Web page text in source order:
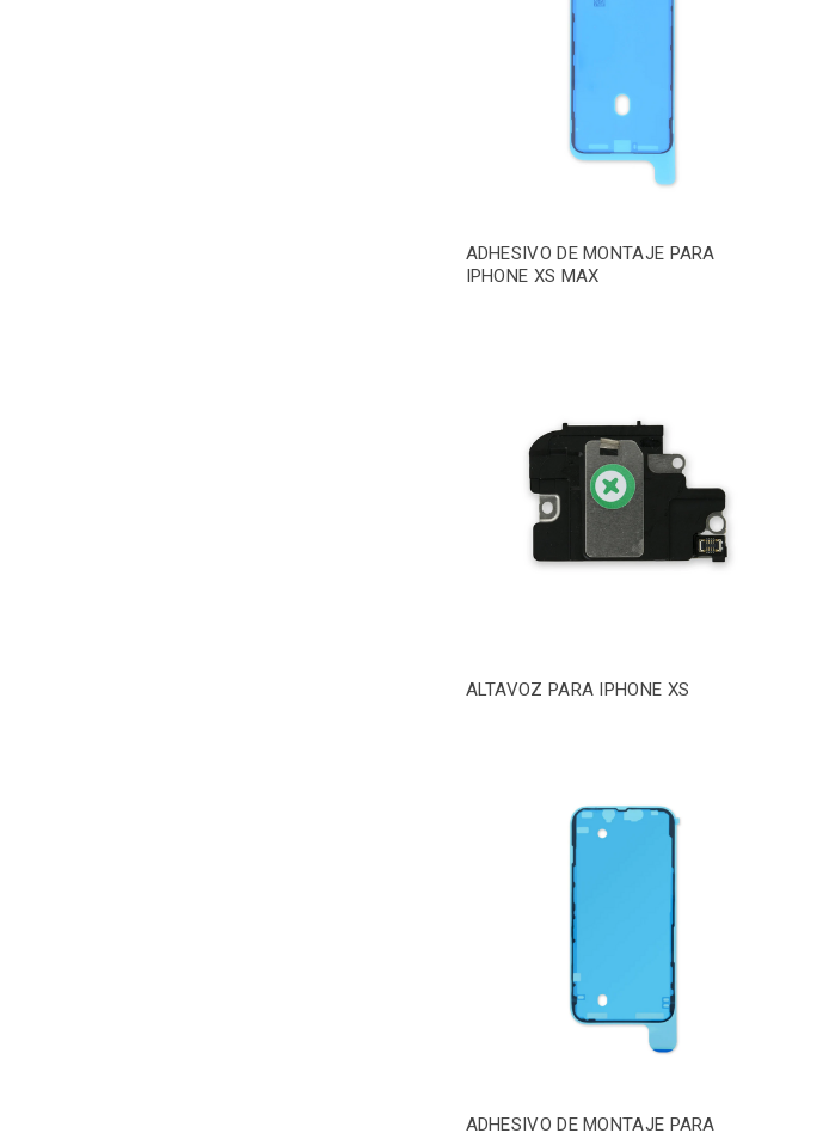
ADHESIVO DE MONTAJE PARA
IPHONE XS MAX
ALTAVOZ PARA IPHONE XS
ADHESIVO DE MONTAJE PARA